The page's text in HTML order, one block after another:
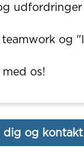
teamwork og
os!
dig og